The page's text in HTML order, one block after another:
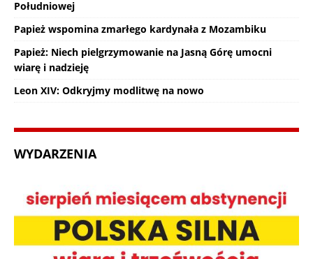
Południowej
Papież wspomina zmarłego kardynała z Mozambiku
Papież: Niech pielgrzymowanie na Jasną Górę umocni
wiarę i nadzieję
Leon XIV: Odkryjmy modlitwę na nowo
WYDARZENIA